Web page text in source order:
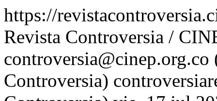
https://
Revista Controversia /
Controversia)